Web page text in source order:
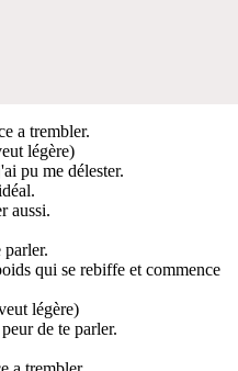
a trembler.
légère)
pu me délester.
aussi.
qui se rebiffe et commence
légère)
de te parler.